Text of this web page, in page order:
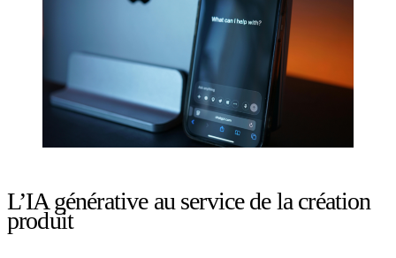
L’IA générative au service de la création
produit